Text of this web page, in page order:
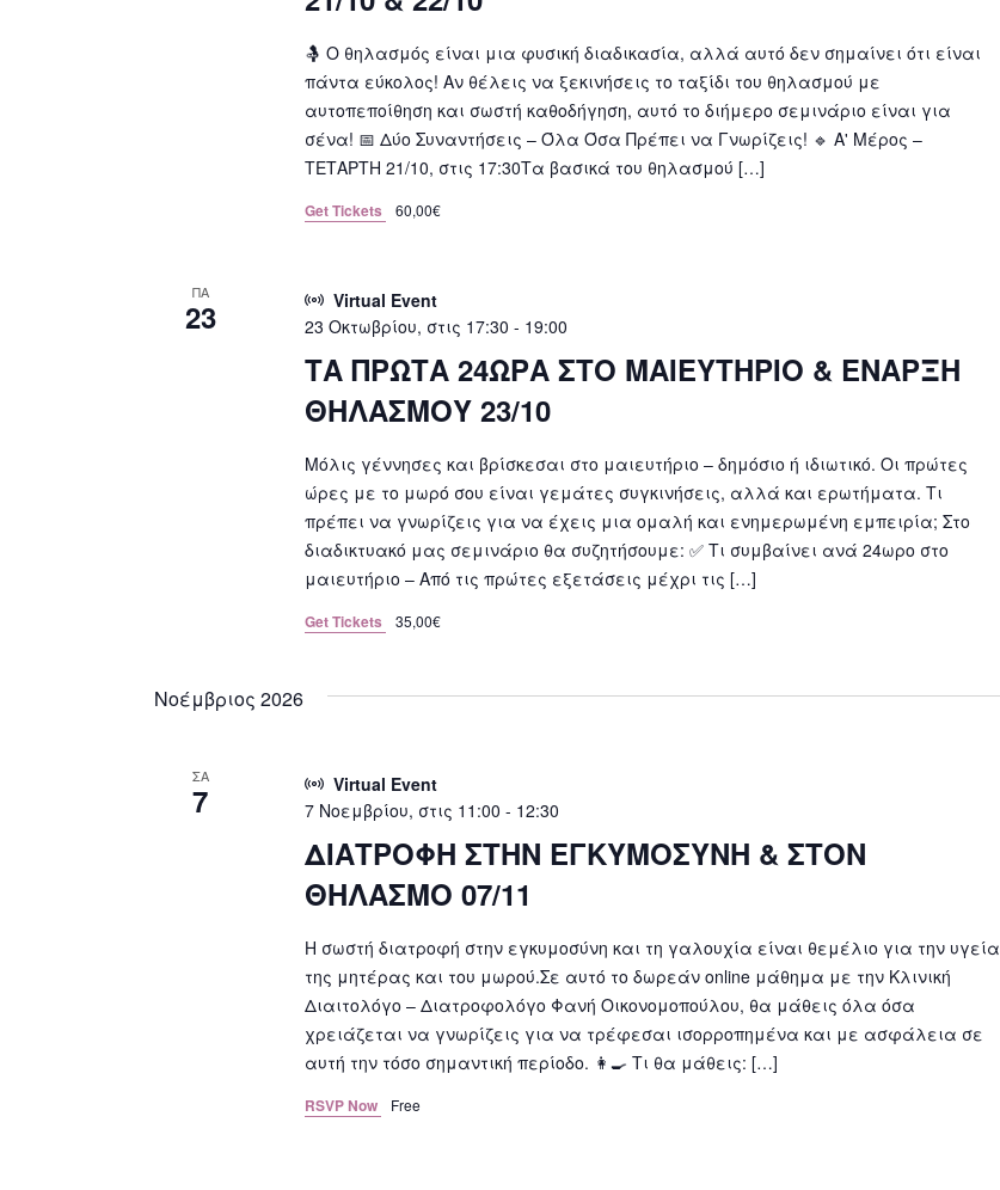
🤱 Ο θηλασμός είναι μια φυσική διαδικασία, αλλά αυτό δεν σημαίνει ότι είναι
πάντα εύκολος! Αν θέλεις να ξεκινήσεις το ταξίδι του θηλασμού με
αυτοπεποίθηση και σωστή καθοδήγηση, αυτό το διήμερο σεμινάριο είναι για
σένα! 📅 Δύο Συναντήσεις – Όλα Όσα Πρέπει να Γνωρίζεις! 🔹 Α' Μέρος –
ΤΕΤΑΡΤΗ 21/10, στις 17:30Τα βασικά του θηλασμού […]
Get Tickets 60,00€
ΠΑ
23
ΤΑ ΠΡΩΤΑ 24ΩΡΑ ΣΤΟ ΜΑΙΕΥΤΗΡΙΟ & ΕΝΑΡΞΗ
ΘΗΛΑΣΜΟΥ 23/10
23 Οκτωβρίου, στις 17:30 - 19:00
Virtual Event
Μόλις γέννησες και βρίσκεσαι στο μαιευτήριο – δημόσιο ή ιδιωτικό. Οι πρώτες
ώρες με το μωρό σου είναι γεμάτες συγκινήσεις, αλλά και ερωτήματα. Τι
πρέπει να γνωρίζεις για να έχεις μια ομαλή και ενημερωμένη εμπειρία; Στο
διαδικτυακό μας σεμινάριο θα συζητήσουμε: ✅ Τι συμβαίνει ανά 24ωρο στο
μαιευτήριο – Από τις πρώτες εξετάσεις μέχρι τις […]
Get Tickets 35,00€
Νοέμβριος 2026
ΣΑ
7
ΔΙΑΤΡΟΦΗ ΣΤΗΝ ΕΓΚΥΜΟΣΥΝΗ & ΣΤΟΝ
ΘΗΛΑΣΜΟ 07/11
7 Νοεμβρίου, στις 11:00 - 12:30
Virtual Event
Η σωστή διατροφή στην εγκυμοσύνη και τη γαλουχία είναι θεμέλιο για την υγεία
της μητέρας και του μωρού.Σε αυτό το δωρεάν online μάθημα με την Κλινική
Διαιτολόγο – Διατροφολόγο Φανή Οικονομοπούλου, θα μάθεις όλα όσα
χρειάζεται να γνωρίζεις για να τρέφεσαι ισορροπημένα και με ασφάλεια σε
αυτή την τόσο σημαντική περίοδο. 👩‍🍳 Τι θα μάθεις: […]
RSVP Now Free